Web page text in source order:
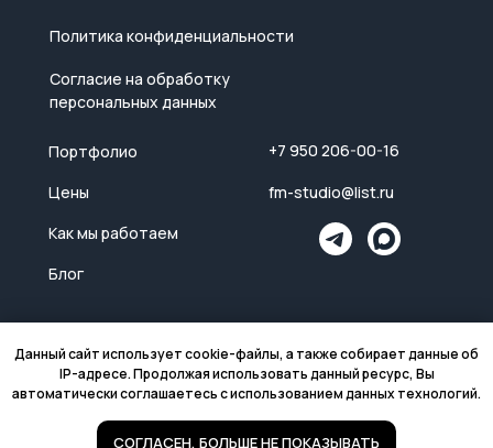
Данный сайт использует cookie-файлы, а также собирает данные об
IP-адресе. Продолжая использовать данный ресурс, Вы
автоматически соглашаетесь с использованием данных технологий.
СОГЛАСЕН, БОЛЬШЕ НЕ ПОКАЗЫВАТЬ
Согласие на обработку
персональных данных
Блог
Как мы работаем
Портфолио
Цены
fm-studio@list.ru
+7 950 206-00-16
Политика конфиденциальности